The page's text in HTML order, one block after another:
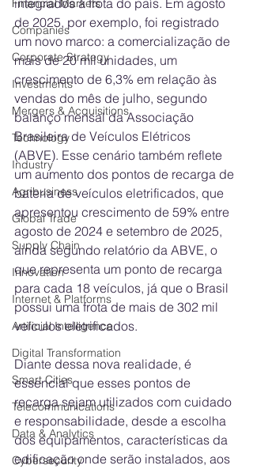
Financial Markets
Companies
Corporate Strategy
Investments
Mergers & Acquisitions
Technology
Industry
Agribusiness
Global Trade
Supply Chain
Innovation
Internet & Platforms
Artificial Intelligence
Digital Transformation
Smart Cities
Telecommunications
Data & Analytics
Cybersecurity
integrados à frota do país. Em agosto
de 2025, por exemplo, foi registrado
um novo marco: a comercialização de
mais de 20 mil unidades, um
crescimento de 6,3% em relação às
vendas do mês de julho, segundo
balanço mensal da Associação
Brasileira de Veículos Elétricos
(ABVE). Esse cenário também reflete
um aumento dos pontos de recarga de
bateria de veículos eletrificados, que
apresentou crescimento de 59% entre
agosto de 2024 e setembro de 2025,
ainda segundo relatório da ABVE, o
que representa um ponto de recarga
para cada 18 veículos, já que o Brasil
possui uma frota de mais de 302 mil
veículos eletrificados.
Diante dessa nova realidade, é
essencial que esses pontos de
recarga sejam utilizados com cuidado
e responsabilidade, desde a escolha
dos equipamentos, características da
edificação onde serão instalados, aos